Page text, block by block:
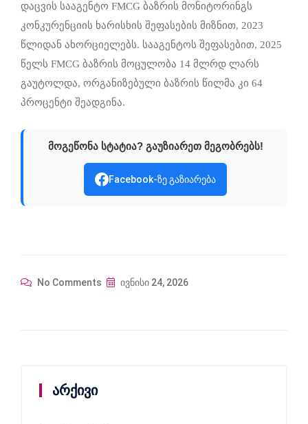
დაცვის სააგენტო FMCG ბაზრის მონიტორინგს
კონკურენციის ხარისხის შეფასების მიზნით, 2023
წლიდან ახორციელებს. სააგენტოს შეფასებით, 2025
წელს FMCG ბაზრის მოცულობა 14 მლრდ ლარს
გაუტოლდა, ორგანიზებული ბაზრის წილმა კი 64
პროცენტი შეადგინა.
მოგეწონა სტატია? გაუზიარეთ მეგობრებს!
Facebook-ზე გაზიარება
No Comments ივნისი 24, 2026
არქივი